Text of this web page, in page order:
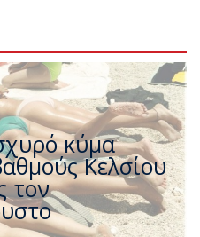
την ώρα